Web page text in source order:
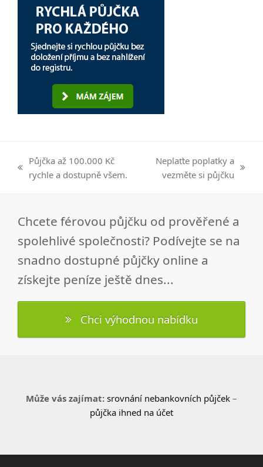
previous
Půjčka až 100.000 Kč
rychle a dostupně všem.
next
Neplaťte poplatky a
vezměte si půjčku
Chcete férovou půjčku od prověřené a
spolehlivé společnosti? Podívejte se na
snadno dostupné půjčky online a
získejte peníze ještě dnes...
Chci výhodnou nabídku
Může vás zajímat: srovnání nebankovních půjček –
půjčka ihned na účet